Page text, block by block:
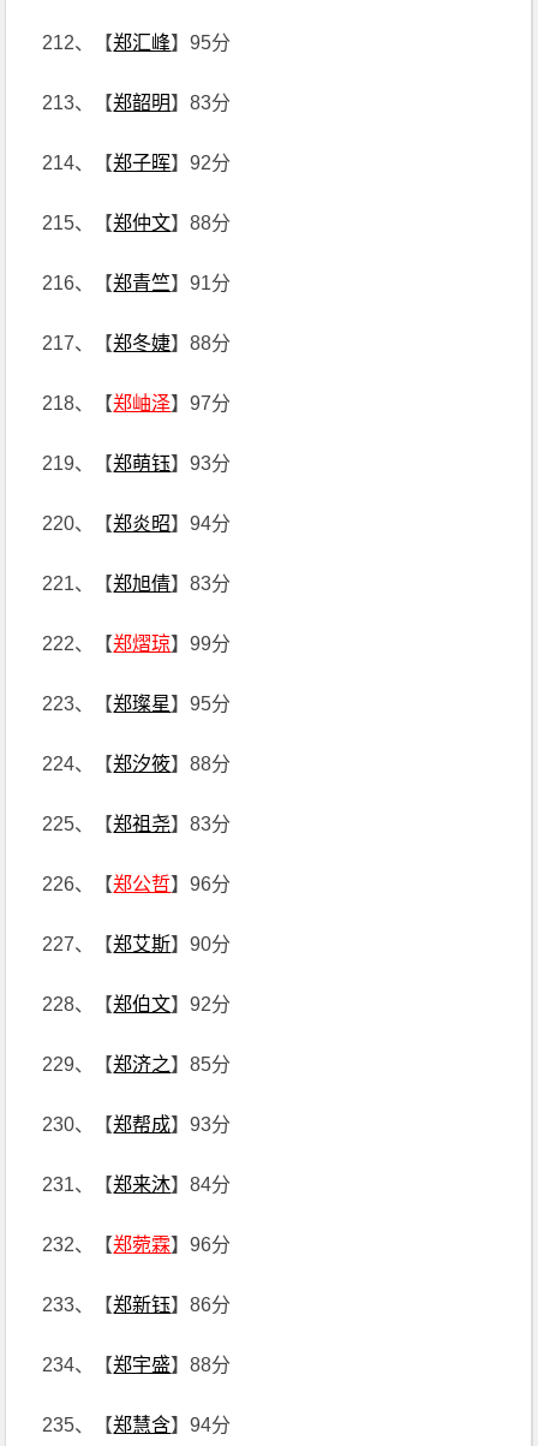
212、【郑汇峰】95分
213、【郑韶明】83分
214、【郑子晖】92分
215、【郑仲文】88分
216、【郑青竺】91分
217、【郑冬婕】88分
218、【郑岫泽】97分
219、【郑萌钰】93分
220、【郑炎昭】94分
221、【郑旭倩】83分
222、【郑熠琼】99分
223、【郑璨星】95分
224、【郑汐筱】88分
225、【郑祖尧】83分
226、【郑公哲】96分
227、【郑艾斯】90分
228、【郑伯文】92分
229、【郑济之】85分
230、【郑帮成】93分
231、【郑来沐】84分
232、【郑菀霖】96分
233、【郑新钰】86分
234、【郑宇盛】88分
235、【郑慧含】94分